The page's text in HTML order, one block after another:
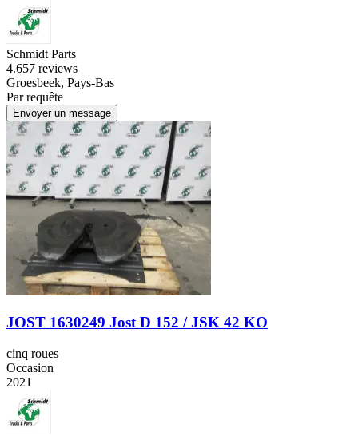
Schmidt Parts
4.657 reviews
Groesbeek, Pays-Bas
Par requête
Envoyer un message
JOST 1630249 Jost D 152 / JSK 42 KO
cinq roues
Occasion
2021